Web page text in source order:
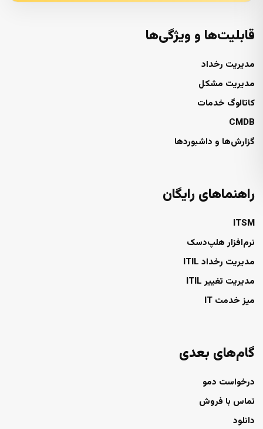
قابلیت‌ها و ویژگی‌ها
مدیریت رخداد
مدیریت مشکل
کاتالوگ خدمات
CMDB
گزارش‌ها و داشبوردها
راهنماهای رایگان
ITSM
نرم‌افزار هلپ‌دسک
مدیریت رخداد ITIL
مدیریت تغییر ITIL
میز خدمت IT
گام‌های بعدی
درخواست دمو
تماس با فروش
دانلود